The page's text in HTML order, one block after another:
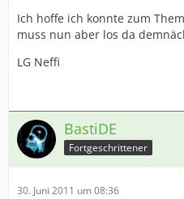
Ich hoffe ich konnte zum
muss nun aber los da
LG Neffi
BastiDE
Fortgeschrittener
30. Juni 2011 um 08:36